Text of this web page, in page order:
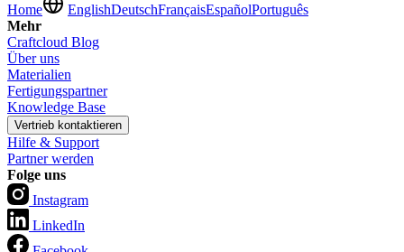
Home
EnglishDeutschFrançaisEspañolPortuguês
Mehr
Craftcloud Blog
Über uns
Materialien
Fertigungspartner
Knowledge Base
Vertrieb kontaktieren
Hilfe & Support
Partner werden
Folge uns
Instagram
LinkedIn